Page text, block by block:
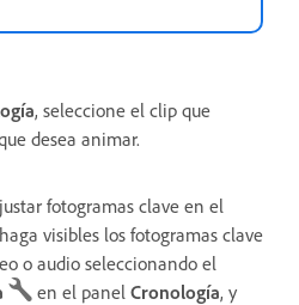
, seleccione el clip que
desea animar.
fotogramas clave en el
visibles los fotogramas clave
o audio seleccionando el
en el panel Cronología, y